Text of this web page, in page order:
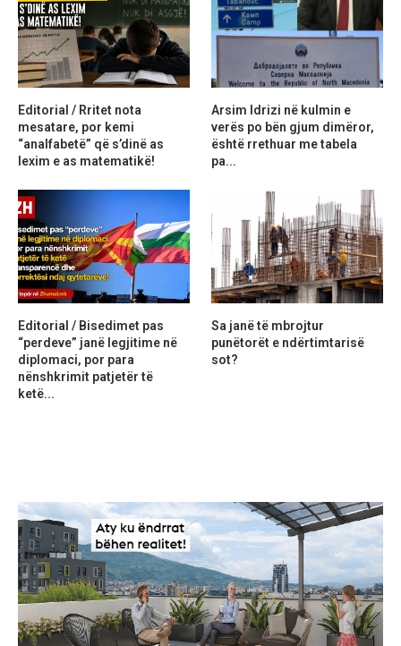
Editorial / Rritet nota
mesatare, por kemi
“analfabetë” që s’dinë as
lexim e as matematikë!
Arsim Idrizi në kulmin e
verës po bën gjum dimëror,
është rrethuar me tabela
pa...
Editorial / Bisedimet pas
“perdeve” janë legjitime në
diplomaci, por para
nënshkrimit patjetër të
ketë...
Sa janë të mbrojtur
punëtorët e ndërtimtarisë
sot?